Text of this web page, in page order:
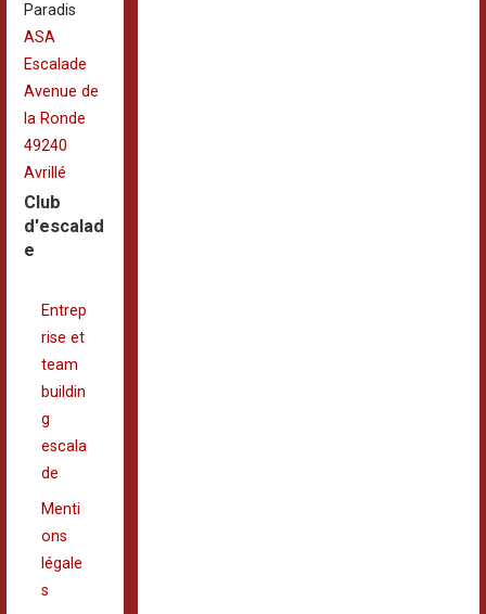
Paradis
ASA
Escalade
Avenue de
la Ronde
49240
Avrillé
Club
d'escalad
e
Entrep
rise et
team
buildin
g
escala
de
Menti
ons
légale
s